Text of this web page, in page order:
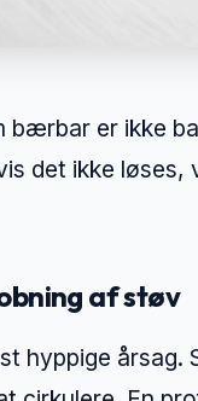
bærbar er ikke
det ikke
af støv
hyppige